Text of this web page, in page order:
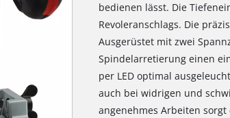
bedienen lässt. Die
Revoleranschlags. Die
Ausgerüstet mit zwei
Spindelarretierung einen
per LED optimal
auch bei widrigen und
angenehmes Arbeiten